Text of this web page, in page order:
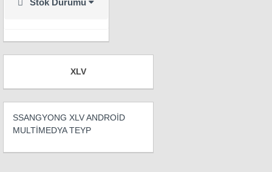
Stok Durumu
XLV
SSANGYONG XLV ANDROİD
MULTİMEDYA TEYP